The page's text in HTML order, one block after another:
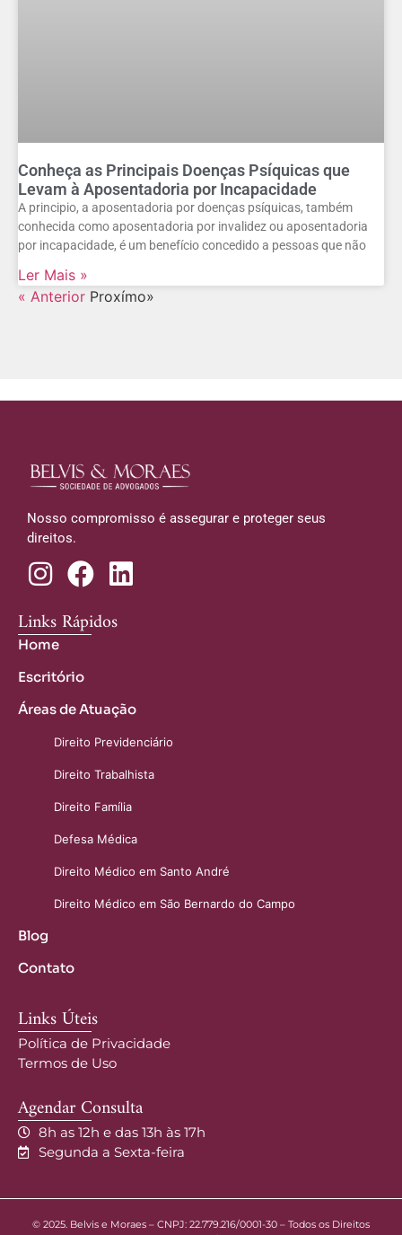
Conheça as Principais Doenças Psíquicas que
Levam à Aposentadoria por Incapacidade
A principio, a aposentadoria por doenças psíquicas, também
conhecida como aposentadoria por invalidez ou aposentadoria
por incapacidade, é um benefício concedido a pessoas que não
Ler Mais »
« Anterior Proxímo»
Nosso compromisso é assegurar e proteger seus
direitos.
Links Rápidos
Home
Escritório
Áreas de Atuação
Direito Previdenciário
Direito Trabalhista
Direito Família
Defesa Médica
Direito Médico em Santo André
Direito Médico em São Bernardo do Campo
Blog
Contato
Links Úteis
Política de Privacidade
Termos de Uso
Agendar Consulta
8h as 12h e das 13h às 17h
Segunda a Sexta-feira
© 2025. Belvis e Moraes – CNPJ: 22.779.216/0001-30 – Todos os Direitos